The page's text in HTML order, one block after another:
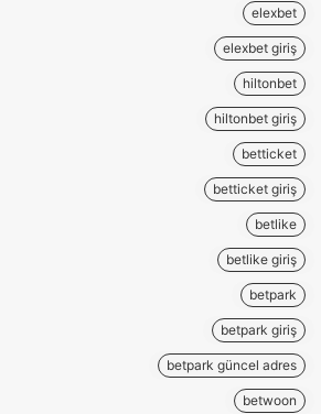
elexbet
elexbet giriş
hiltonbet
hiltonbet giriş
betticket
betticket giriş
betlike
betlike giriş
betpark
betpark giriş
betpark güncel adres
betwoon